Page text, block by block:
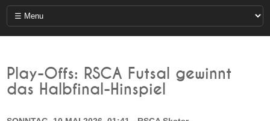
Play-Offs: RSCA Futsal gewinnt
das Halbfinal-Hinspiel